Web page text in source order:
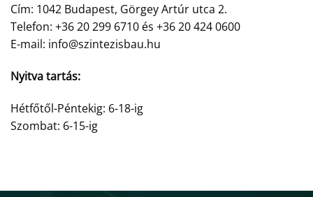
Cím: 1042 Budapest, Görgey Artúr utca 2.
Telefon: +36 20 299 6710 és +36 20 424 0600
E-mail: info@szintezisbau.hu
Nyitva tartás:
Hétfőtől-Péntekig: 6-18-ig
Szombat: 6-15-ig